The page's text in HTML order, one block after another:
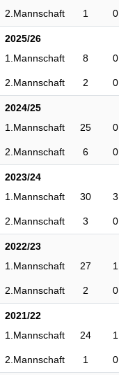
2.Mannschaft 1 0
2025/26
1.Mannschaft
8 0
2.Mannschaft 2 0
2024/25
1.Mannschaft
25 0
2.Mannschaft 6 0
2023/24
1.Mannschaft
30 3
2.Mannschaft 3 0
2022/23
1.Mannschaft
27 1
2.Mannschaft 2 0
2021/22
1.Mannschaft
24 1
2.Mannschaft 1 0